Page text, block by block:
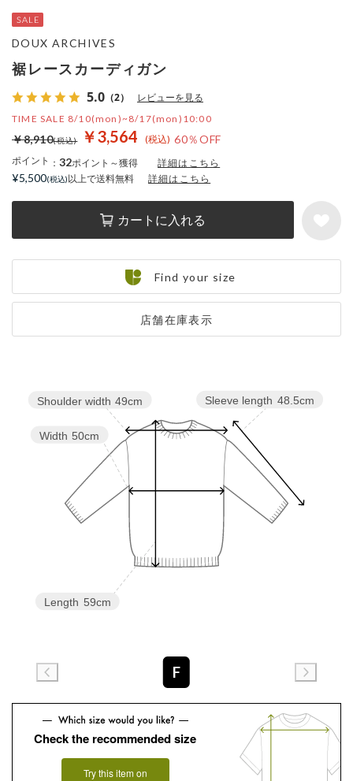
裾レースカーディガン
5.0 （2） レビューを見る
TIME SALE 8/10(mon)~8/17(mon)10:00
￥3,564 60％OFF
￥8,910
ポイント ： 32ポイント～獲得 詳細はこちら
カートに入れる
店舗在庫表示
DOUX ARCHIVES
¥5,500 以上で送料無料 詳細はこちら
Find your size
Sleeve length 48.5cm
Length 59cm
Width 50cm
Shoulder width 49cm
F
Check the recommended size
Try this item on